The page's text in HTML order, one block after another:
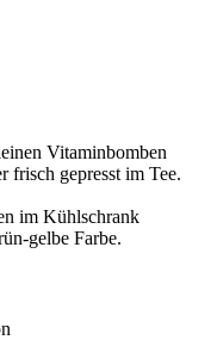
Vitaminbomben
frisch gepresst im Tee.
im Kühlschrank
gelbe Farbe.